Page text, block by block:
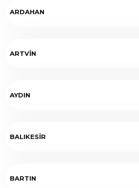
ARDAHAN
ARTVİN
AYDIN
BALIKESİR
BARTIN